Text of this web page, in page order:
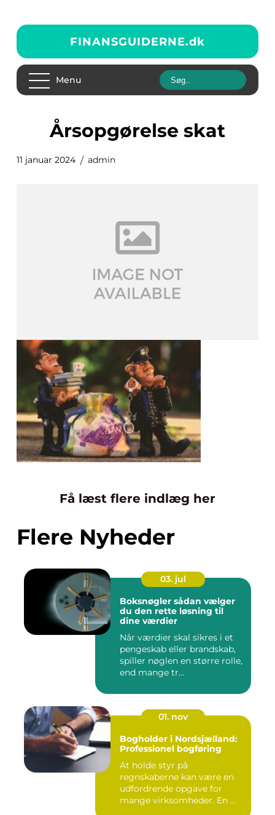
FINANSGUIDERNE.dk
Menu
årsopgørelse skat
11 januar 2024 admin
Få læst flere indlæg her
Flere Nyheder
03. jul
Boksnøgler sådan vælger
du den rette løsning til
dine værdier
Når værdier skal sikres i et
pengeskab eller brandskab,
spiller nøglen en større rolle,
end mange tr...
01. nov
Bogholder i Nordsjælland:
Professionel bogføring
At holde styr på
regnskaberne kan være en
udfordrende opgave for
mange virksomheder. En ...